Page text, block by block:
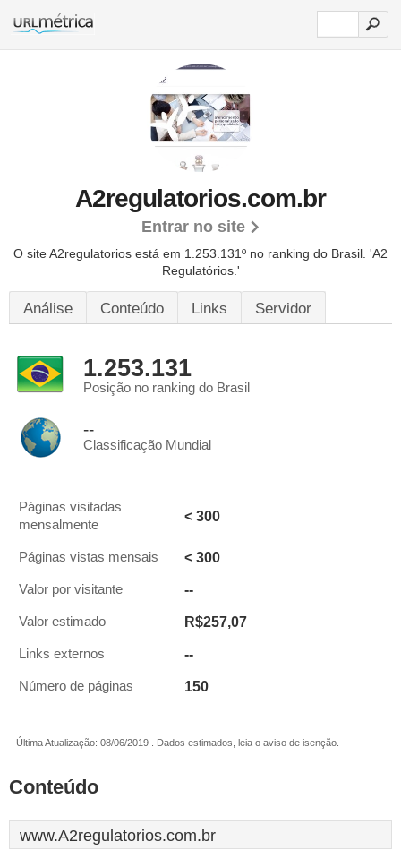
A2regulatorios.com.br
Entrar no site
O site A2regulatorios está em 1.253.131º no ranking do Brasil. 'A2
Regulatórios.'
Análise Conteúdo Links Servidor
1.253.131
Posição no ranking do Brasil
--
Classificação Mundial
Páginas visitadas
mensalmente
< 300
Páginas vistas mensais < 300
Valor por visitante --
Valor estimado R$257,07
Links externos --
Número de páginas 150
Última Atualização: 08/06/2019 . Dados estimados, leia o aviso de isenção.
Conteúdo
www.A2regulatorios.com.br